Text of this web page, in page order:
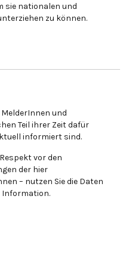
sie nationalen und
zu können.
und
Teil ihrer Zeit dafür
informiert sind.
vor den
der hier
– nutzen Sie die Daten
Information.